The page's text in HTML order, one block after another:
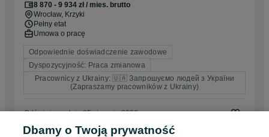
8 870 - 9 934 zł / mies. brutto
Wrocław, Krzyki
Pełny etat
Umowa o pracę
Odpowiednie doświadczenie zawodowe
Dyspozycyjność: Praca zmianowa
Pracownicy z Ukrainy: 🇺🇦 Запрошуємо людей з України
(Zapraszamy pracowników z Ukrainy)
Odświeżono dnia 05 sierpnia 2026
Dbamy o Twoją prywatność